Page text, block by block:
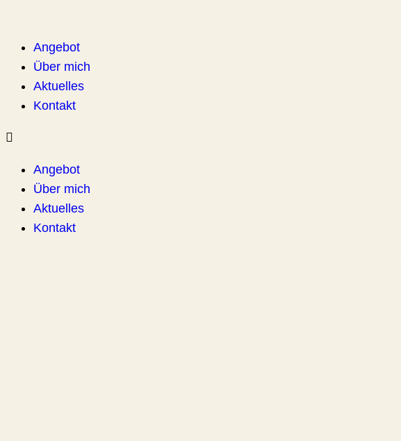
Angebot
Über mich
Aktuelles
Kontakt
Angebot
Über mich
Aktuelles
Kontakt